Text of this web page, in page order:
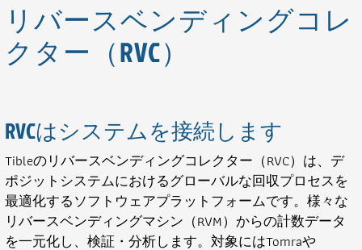
リバースベンディングコレ
クター（RVC）
RVCはシステムを接続します
Tibleのリバースベンディングコレクター（RVC）は、デ
ポジットシステムにおけるグローバルな回収プロセスを
最適化するソフトウェアプラットフォームです。様々な
リバースベンディングマシン（RVM）からの計数データ
を一元化し、検証・分析します。対象にはTomraや